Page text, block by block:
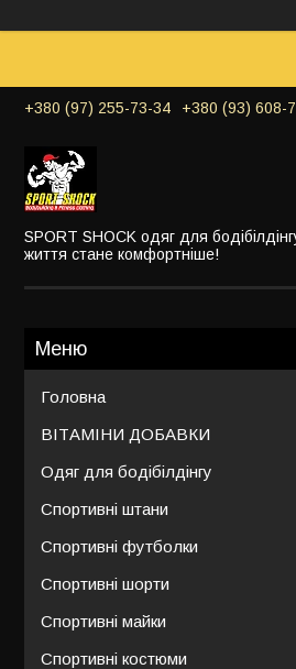
+380 (97) 255-73-34 +380 (93) 608-
SPORT SHOCK одяг для
життя стане комфортніше!
Головна
ВІТАМІНИ ДОБАВКИ
Одяг для бодібілдінгу
Спортивні штани
Спортивні футболки
Спортивні шорти
Спортивні майки
Спортивні костюми